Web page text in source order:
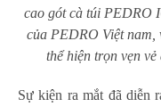
cao gót cà túi PEDRO
của PEDRO Việt
thể hiện trọn vẹn
Sự kiện ra mắt đã diễn